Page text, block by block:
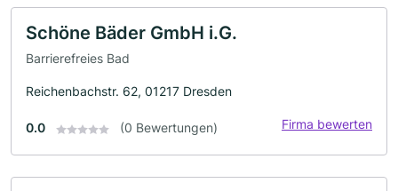
Schöne Bäder GmbH i.G.
Barrierefreies Bad
Reichenbachstr. 62, 01217 Dresden
0.0 (0 Bewertungen) Firma bewerten